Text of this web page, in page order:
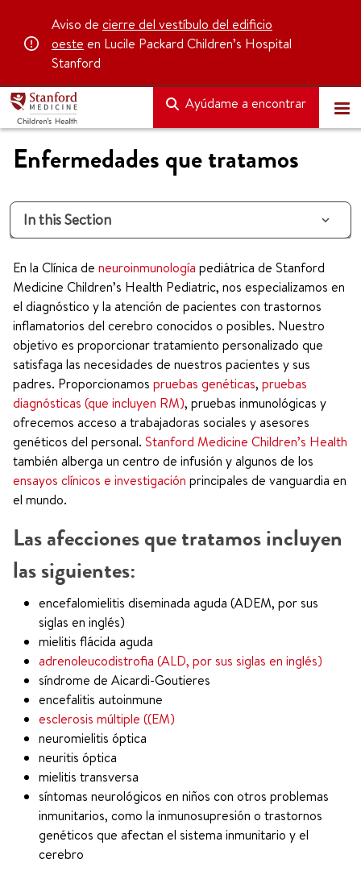
Aviso de cierre del vestíbulo del edificio
oeste en Lucile Packard Children’s Hospital
Stanford
Ayúdame a encontrar
Enfermedades que tratamos
In this Section
En la Clínica de neuroinmunología pediátrica de Stanford
Medicine Children’s Health Pediatric, nos especializamos en
el diagnóstico y la atención de pacientes con trastornos
inflamatorios del cerebro conocidos o posibles. Nuestro
objetivo es proporcionar tratamiento personalizado que
satisfaga las necesidades de nuestros pacientes y sus
padres. Proporcionamos pruebas genéticas, pruebas
diagnósticas (que incluyen RM), pruebas inmunológicas y
ofrecemos acceso a trabajadoras sociales y asesores
genéticos del personal. Stanford Medicine Children’s Health
también alberga un centro de infusión y algunos de los
ensayos clínicos e investigación principales de vanguardia en
el mundo.
Las afecciones que tratamos incluyen
las siguientes:
encefalomielitis diseminada aguda (ADEM, por sus
siglas en inglés)
mielitis flácida aguda
adrenoleucodistrofia (ALD, por sus siglas en inglés)
síndrome de Aicardi-Goutieres
encefalitis autoinmune
esclerosis múltiple ((EM)
neuromielitis óptica
neuritis óptica
mielitis transversa
síntomas neurológicos en niños con otros problemas
inmunitarios, como la inmunosupresión o trastornos
genéticos que afectan el sistema inmunitario y el
cerebro